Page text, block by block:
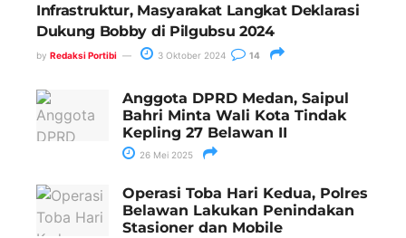
Infrastruktur, Masyarakat Langkat Deklarasi
Dukung Bobby di Pilgubsu 2024
by Redaksi Portibi 3 Oktober 2024 14
Anggota DPRD Medan, Saipul
Bahri Minta Wali Kota Tindak
Kepling 27 Belawan II
26 Mei 2025
Operasi Toba Hari Kedua, Polres
Belawan Lakukan Penindakan
Stasioner dan Mobile